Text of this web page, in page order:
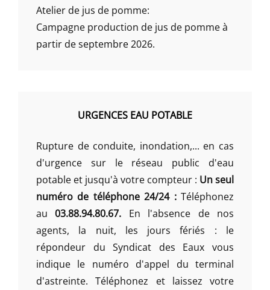
Atelier de jus de pomme:
Campagne production de jus de pomme à
partir de septembre 2026.
URGENCES EAU POTABLE
Rupture de conduite, inondation,... en cas
d'urgence sur le réseau public d'eau
potable et jusqu'à votre compteur : Un seul
numéro de téléphone 24/24 :Téléphonez
au03.88.94.80.67. En l'absence de nos
agents, la nuit, les jours fériés : le
répondeur du Syndicat des Eaux vous
indique le numéro d'appel du terminal
d'astreinte. Téléphonez et laissez votre